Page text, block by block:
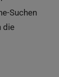
Suchen
die